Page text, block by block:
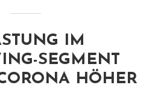
IM
SEGMENT
HÖHER